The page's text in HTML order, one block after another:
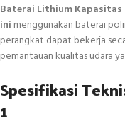
Baterai Lithium Kapasitas
ini menggunakan baterai
perangkat dapat bekerja
pemantauan kualitas udara
Spesifikasi
1